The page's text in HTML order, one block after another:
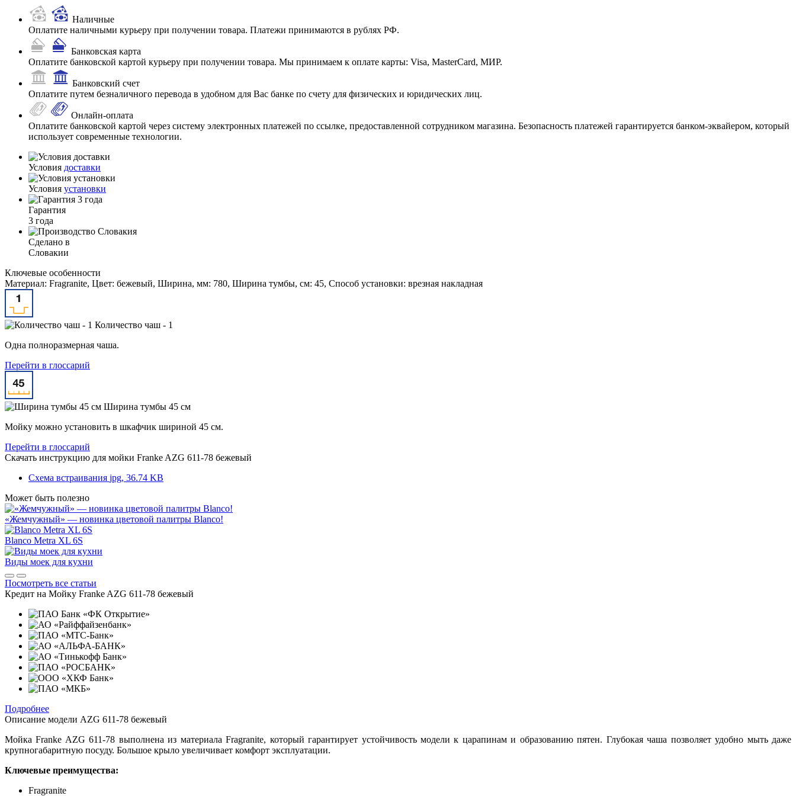
Наличные
Оплатите наличными курьеру при получении товара. Платежи принимаются в рублях РФ.
Банковская карта
Оплатите банковской картой курьеру при получении товара. Мы принимаем к оплате карты: Visa, MasterCard, МИР.
Банковский счет
Оплатите путем безналичного перевода в удобном для Вас банке по счету для физических и юридических лиц.
Онлайн-оплата
Оплатите банковской картой через систему электронных платежей по ссылке, предоставленной сотрудником магазина. Безопасность платежей гарантируется банком-эквайером, который
использует современные технологии.
Условия доставки
Условия установки
Гарантия
3 года
Сделано в
Словакии
Ключевые особенности
Материал: Fragranite, Цвет: бежевый, Ширина, мм: 780, Ширина тумбы, см: 45, Способ установки: врезная накладная
Количество чаш - 1
Одна полноразмерная чаша.
Перейти в глоссарий
Ширина тумбы 45 см
Мойку можно установить в шкафчик шириной 45 см.
Перейти в глоссарий
Скачать инструкцию для мойки Franke AZG 611-78 бежевый
Схема встраивания jpg, 36.74 KB
Может быть полезно
«Жемчужный» — новинка цветовой палитры Blanco!
Blanco Metra XL 6S
Виды моек для кухни
Посмотреть все статьи
Кредит на Мойку Franke AZG 611-78 бежевый
Подробнее
Описание модели AZG 611-78 бежевый
Мойка Franke AZG 611-78 выполнена из материала Fragranite, который гарантирует устойчивость модели к царапинам и образованию пятен. Глубокая чаша позволяет удобно мыть даже
крупногабаритную посуду. Большое крыло увеличивает комфорт эксплуатации.
Ключевые преимущества:
Fragranite